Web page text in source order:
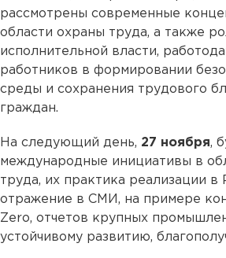
рассмотрены современные
области охраны труда, а также
исполнительной власти,
работников в формировании
среды и сохранения трудового
граждан.
На следующий день, 27 ноября,
международные инициативы в
труда, их практика реализации в
отражение в СМИ, на примере
Zero, отчетов крупных
устойчивому развитию,